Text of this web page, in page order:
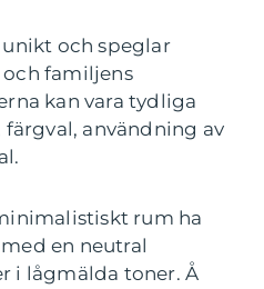
och speglar
familjens
kan vara tydliga
användning av
rum ha
en neutral
i lågmälda toner. Å